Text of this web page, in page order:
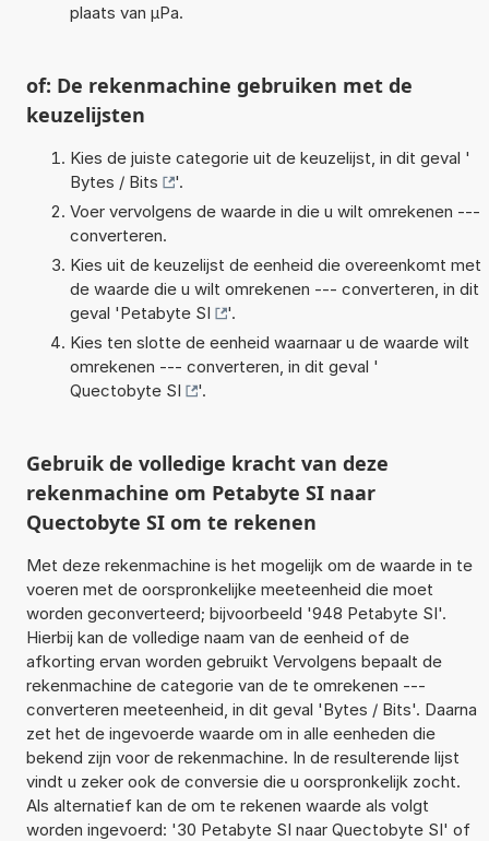
plaats van µPa.
of: De rekenmachine gebruiken met de
keuzelijsten
Kies de juiste categorie uit de keuzelijst, in dit geval '
Bytes / Bits
'.
Voer vervolgens de waarde in die u wilt omrekenen ---
converteren.
Kies uit de keuzelijst de eenheid die overeenkomt met
de waarde die u wilt omrekenen --- converteren, in dit
geval 'Petabyte SI
'.
Kies ten slotte de eenheid waarnaar u de waarde wilt
omrekenen --- converteren, in dit geval '
Quectobyte SI
'.
Gebruik de volledige kracht van deze
rekenmachine om Petabyte SI naar
Quectobyte SI om te rekenen
Met deze rekenmachine is het mogelijk om de waarde in te
voeren met de oorspronkelijke meeteenheid die moet
worden geconverteerd; bijvoorbeeld '948 Petabyte SI'.
Hierbij kan de volledige naam van de eenheid of de
afkorting ervan worden gebruikt Vervolgens bepaalt de
rekenmachine de categorie van de te omrekenen ---
converteren meeteenheid, in dit geval 'Bytes / Bits'. Daarna
zet het de ingevoerde waarde om in alle eenheden die
bekend zijn voor de rekenmachine. In de resulterende lijst
vindt u zeker ook de conversie die u oorspronkelijk zocht.
Als alternatief kan de om te rekenen waarde als volgt
worden ingevoerd: '30 Petabyte SI naar Quectobyte SI' of